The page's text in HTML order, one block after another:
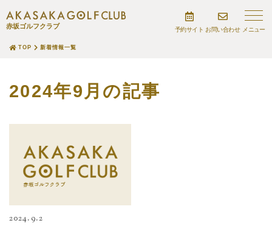
赤坂ゴルフクラブ 予約サイト お問い合わせ
TOP 新着情報一覧
2024年9月の記事
2024.9.2